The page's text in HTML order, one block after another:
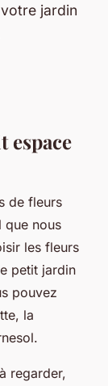
jardin
espace
de fleurs
que nous
les fleurs
petit jardin
pouvez
la
regarder,